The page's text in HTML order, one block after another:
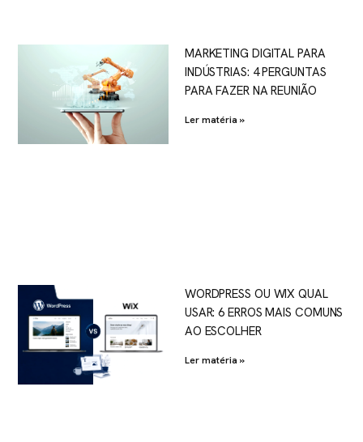
MARKETING DIGITAL PARA
INDÚSTRIAS: 4 PERGUNTAS
PARA FAZER NA REUNIÃO
Ler matéria »
WORDPRESS OU WIX QUAL
USAR: 6 ERROS MAIS COMUNS
AO ESCOLHER
Ler matéria »